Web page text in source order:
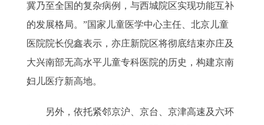
冀乃至全国的复杂病例，与西城院区实现功能互补
的发展格局。”国家儿童医学中心主任、北京儿童
医院院长倪鑫表示，亦庄新院区将彻底结束亦庄及
大兴南部无高水平儿童专科医院的历史，构建京南
妇儿医疗新高地。
另外，依托紧邻京沪、京台、京津高速及六环